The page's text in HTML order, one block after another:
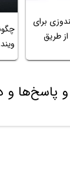
برای
از طریق
ویندوز ۱۰ را
پاسخ‌ها و